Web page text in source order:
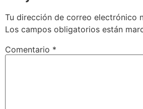
Tu dirección de correo electrónico
Los campos obligatorios están
Comentario *